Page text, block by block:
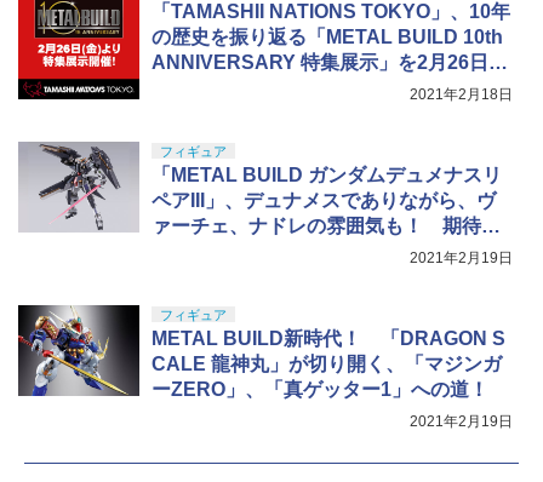
「TAMASHII NATIONS TOKYO」、10年
の歴史を振り返る「METAL BUILD 10th
ANNIVERSARY 特集展示」を2月26日よ
2021年2月18日
フィギュア
「METAL BUILD ガンダムデュメナスリ
ペアIII」、デュナメスでありながら、ヴ
ァーチェ、ナドレの雰囲気も！ 期待高
2021年2月19日
フィギュア
METAL BUILD新時代！ 「DRAGON S
CALE 龍神丸」が切り開く、「マジンガ
ーZERO」、「真ゲッター1」への道！
2021年2月19日